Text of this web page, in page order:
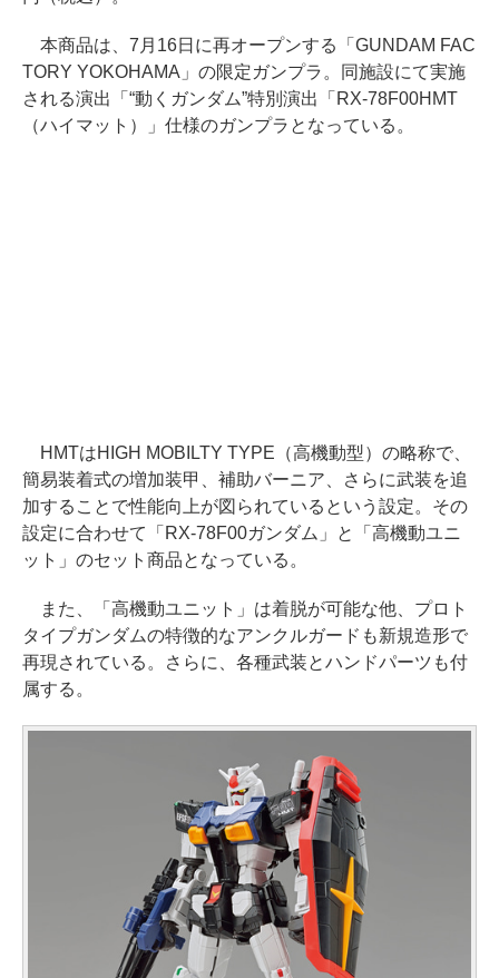
本商品は、7月16日に再オープンする「GUNDAM FAC
TORY YOKOHAMA」の限定ガンプラ。同施設にて実施
される演出「“動くガンダム”特別演出「RX-78F00HMT
（ハイマット）」仕様のガンプラとなっている。
HMTはHIGH MOBILTY TYPE（高機動型）の略称で、
簡易装着式の増加装甲、補助バーニア、さらに武装を追
加することで性能向上が図られているという設定。その
設定に合わせて「RX-78F00ガンダム」と「高機動ユニ
ット」のセット商品となっている。
また、「高機動ユニット」は着脱が可能な他、プロト
タイプガンダムの特徴的なアンクルガードも新規造形で
再現されている。さらに、各種武装とハンドパーツも付
属する。